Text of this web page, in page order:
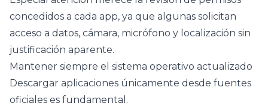
concedidos a cada app, ya que algunas solicitan
acceso a datos, cámara, micrófono y localización sin
justificación aparente.
Mantener siempre el sistema operativo actualizado
Descargar aplicaciones únicamente desde fuentes
oficiales es fundamental.